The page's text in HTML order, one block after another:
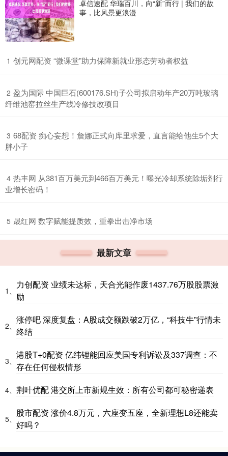
卓信速配 华瑞百川，向“新”而行 | 我们的故
事，比风景更浪漫
1 ​创元网配资 “微课堂”助力保障新就业形态劳动者权益
2 ​盈为国际 中国巨石(600176.SH)子公司拟启动年产20万吨玻璃
纤维池窑拉丝生产线冷修技改项目
3 ​68配资 痴心妄想！詹娜正式向库里求爱，直言能给他生5个大
胖小子
4 ​热丰网 从381百万美元到466百万美元！曝光冷却系统除垢剂行
业增长密码！
5 ​晟红网 数字赋能提质效，重拳出击净市场
最新文章
1、
力创配资 业绩未达标，天合光能作废1437.76万股股票激
励
2、
涨停吧 深度复盘：A股成交额跌破2万亿，“科技牛”行情未
终结
3、
港股T+0配资 亿纬锂能回应美国专利诉讼及337调查：不
存在任何侵权情形
4、 荆叶优配 港交所上市新规生效：所有公司都可秘密递表
5、
股市配资 涨价4.8万元，六座变五座，全新理想L8还能卖
好吗？